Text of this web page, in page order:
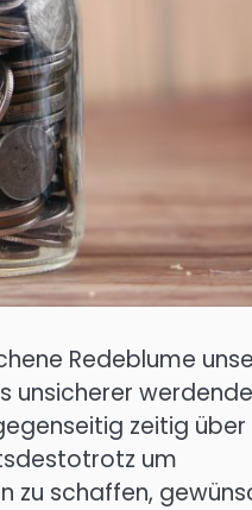
Redeblume
unsicherer
zeitig über
um
zu schaffen,